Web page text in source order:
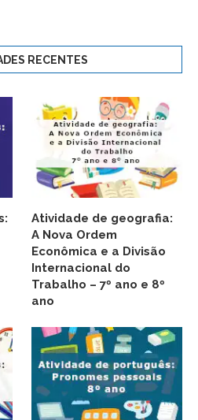
RECENTES
Atividade de geografia:
A Nova Ordem
Econômica e a Divisão
Internacional do
Trabalho – 7º ano e 8º
ano